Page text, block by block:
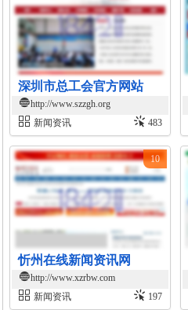
深圳市总工会官方网站
http://www.szzgh.org
新闻资讯
483
忻州在线新闻资讯网
http://www.xzrbw.com
新闻资讯
197
10